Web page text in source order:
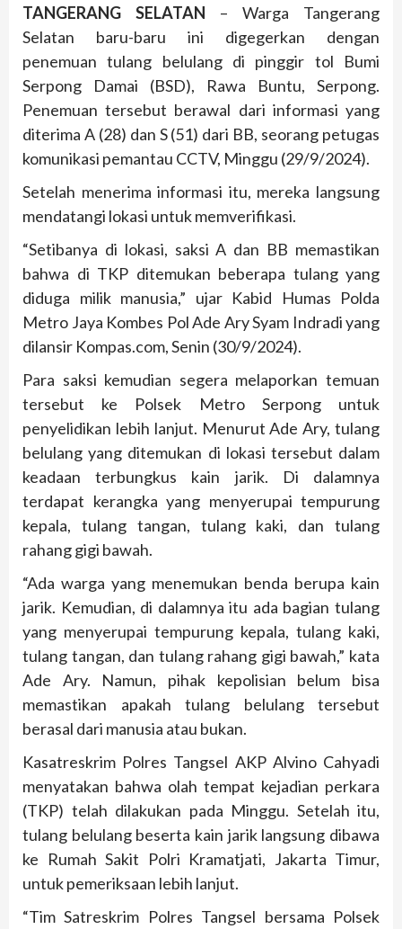
TANGERANG SELATAN – Warga Tangerang
Selatan baru-baru ini digegerkan dengan
penemuan tulang belulang di pinggir tol Bumi
Serpong Damai (BSD), Rawa Buntu, Serpong.
Penemuan tersebut berawal dari informasi yang
diterima A (28) dan S (51) dari BB, seorang petugas
komunikasi pemantau CCTV, Minggu (29/9/2024).
Setelah menerima informasi itu, mereka langsung
mendatangi lokasi untuk memverifikasi.
“Setibanya di lokasi, saksi A dan BB memastikan
bahwa di TKP ditemukan beberapa tulang yang
diduga milik manusia,” ujar Kabid Humas Polda
Metro Jaya Kombes Pol Ade Ary Syam Indradi yang
dilansir Kompas.com, Senin (30/9/2024).
Para saksi kemudian segera melaporkan temuan
tersebut ke Polsek Metro Serpong untuk
penyelidikan lebih lanjut. Menurut Ade Ary, tulang
belulang yang ditemukan di lokasi tersebut dalam
keadaan terbungkus kain jarik. Di dalamnya
terdapat kerangka yang menyerupai tempurung
kepala, tulang tangan, tulang kaki, dan tulang
rahang gigi bawah.
“Ada warga yang menemukan benda berupa kain
jarik. Kemudian, di dalamnya itu ada bagian tulang
yang menyerupai tempurung kepala, tulang kaki,
tulang tangan, dan tulang rahang gigi bawah,” kata
Ade Ary. Namun, pihak kepolisian belum bisa
memastikan apakah tulang belulang tersebut
berasal dari manusia atau bukan.
Kasatreskrim Polres Tangsel AKP Alvino Cahyadi
menyatakan bahwa olah tempat kejadian perkara
(TKP) telah dilakukan pada Minggu. Setelah itu,
tulang belulang beserta kain jarik langsung dibawa
ke Rumah Sakit Polri Kramatjati, Jakarta Timur,
untuk pemeriksaan lebih lanjut.
“Tim Satreskrim Polres Tangsel bersama Polsek